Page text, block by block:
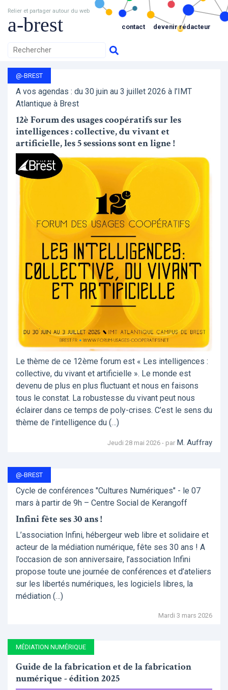
Relier et partager autour du web
a-brest contact devenir rédacteur
@-BREST
A vos agendas : du 30 juin au 3 juillet 2026 à l’IMT
Atlantique à Brest
12è Forum des usages coopératifs sur les
intelligences : collective, du vivant et
artificielle, les 5 sessions sont en ligne !
Le thème de ce 12ème forum est « Les intelligences :
collective, du vivant et artificielle ». Le monde est
devenu de plus en plus fluctuant et nous en faisons
tous le constat. La robustesse du vivant peut nous
éclairer dans ce temps de poly-crises. C’est le sens du
thème de l’intelligence du (…)
Jeudi 28 mai 2026 - par M. Auffray
@-BREST
Cycle de conférences "Cultures Numériques" - le 07
mars à partir de 9h – Centre Social de Kerangoff
Infini fête ses 30 ans !
L’association Infini, hébergeur web libre et solidaire et
acteur de la médiation numérique, fête ses 30 ans ! A
l’occasion de son anniversaire, l’association Infini
propose toute une journée de conférences et d’ateliers
sur les libertés numériques, les logiciels libres, la
médiation (…)
Mardi 3 mars 2026
MÉDIATION NUMÉRIQUE
Guide de la fabrication et de la fabrication
numérique - édition 2025